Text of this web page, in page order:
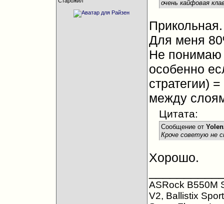
очень кайфовая
Прикольная.
Для меня
Не понимаю
особенно
стратегии)
между
Цитата:
Сообщение от
Кроче советую не
Хорошо.
ASRock B550M
V2, Ballistix